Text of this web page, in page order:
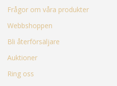
Frågor om våra produkter
Webbshoppen
Bli återförsäljare
Auktioner
Ring oss